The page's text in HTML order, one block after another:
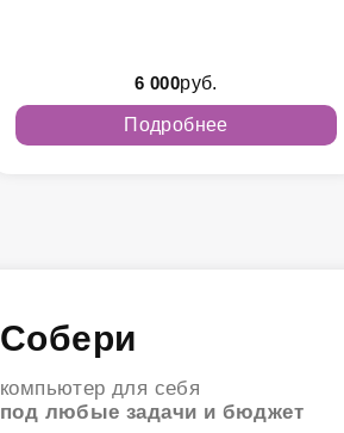
6 000руб.
Подробнее
Собери
компьютер для себя
под любые задачи и бюджет